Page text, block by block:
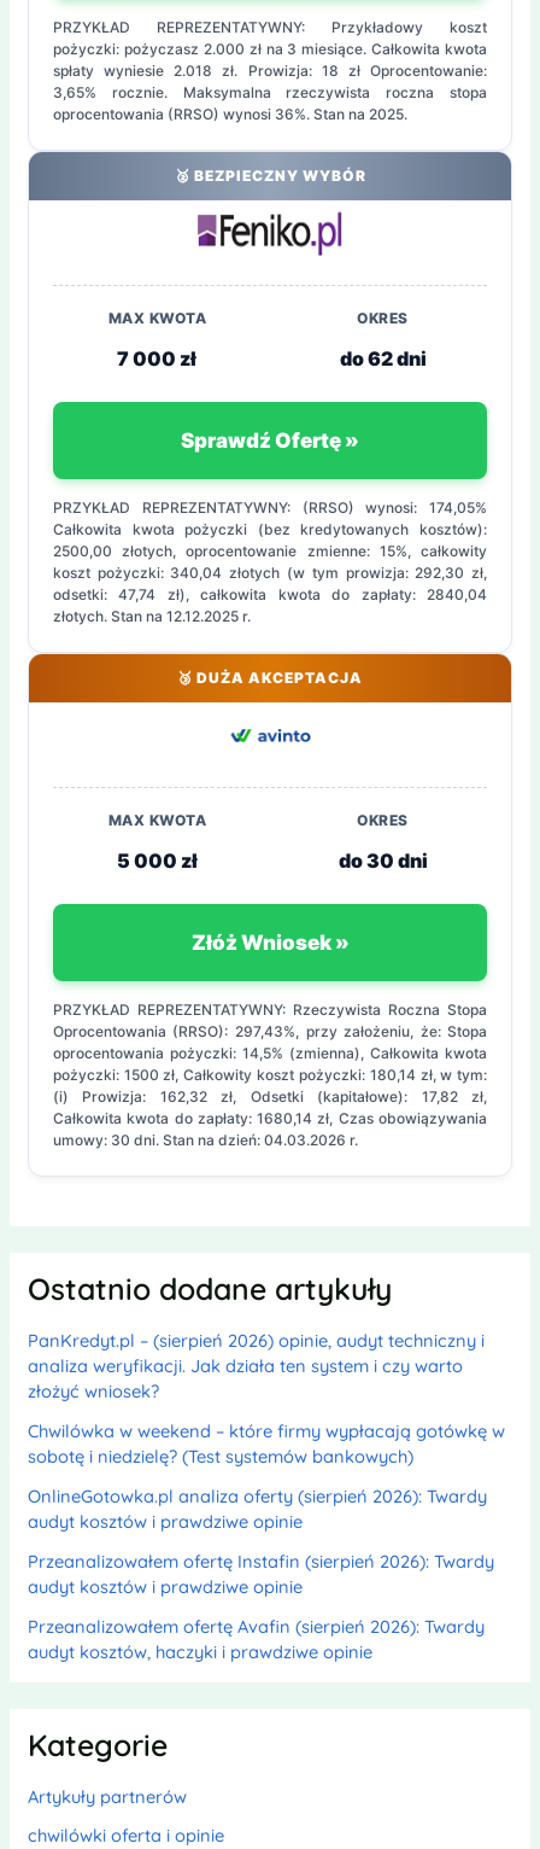
PRZYKŁAD REPREZENTATYWNY: Przykładowy koszt
pożyczki: pożyczasz 2.000 zł na 3 miesiące. Całkowita kwota
spłaty wyniesie 2.018 zł. Prowizja: 18 zł Oprocentowanie:
3,65% rocznie. Maksymalna rzeczywista roczna stopa
oprocentowania (RRSO) wynosi 36%. Stan na 2025.
🥈 BEZPIECZNY WYBÓR
MAX KWOTA
7 000 zł
OKRES
do 62 dni
Sprawdź Ofertę »
PRZYKŁAD REPREZENTATYWNY: (RRSO) wynosi: 174,05%
Całkowita kwota pożyczki (bez kredytowanych kosztów):
2500,00 złotych, oprocentowanie zmienne: 15%, całkowity
koszt pożyczki: 340,04 złotych (w tym prowizja: 292,30 zł,
odsetki: 47,74 zł), całkowita kwota do zapłaty: 2840,04
złotych. Stan na 12.12.2025 r.
🥉 DUŻA AKCEPTACJA
MAX KWOTA
5 000 zł
OKRES
do 30 dni
Złóż Wniosek »
PRZYKŁAD REPREZENTATYWNY: Rzeczywista Roczna Stopa
Oprocentowania (RRSO): 297,43%, przy założeniu, że: Stopa
oprocentowania pożyczki: 14,5% (zmienna), Całkowita kwota
pożyczki: 1500 zł, Całkowity koszt pożyczki: 180,14 zł, w tym:
(i) Prowizja: 162,32 zł, Odsetki (kapitałowe): 17,82 zł,
Całkowita kwota do zapłaty: 1680,14 zł, Czas obowiązywania
umowy: 30 dni. Stan na dzień: 04.03.2026 r.
Ostatnio dodane artykuły
PanKredyt.pl – (sierpień 2026) opinie, audyt techniczny i
analiza weryfikacji. Jak działa ten system i czy warto
złożyć wniosek?
Chwilówka w weekend – które firmy wypłacają gotówkę w
sobotę i niedzielę? (Test systemów bankowych)
OnlineGotowka.pl analiza oferty (sierpień 2026): Twardy
audyt kosztów i prawdziwe opinie
Przeanalizowałem ofertę Instafin (sierpień 2026): Twardy
audyt kosztów i prawdziwe opinie
Przeanalizowałem ofertę Avafin (sierpień 2026): Twardy
audyt kosztów, haczyki i prawdziwe opinie
Kategorie
Artykuły partnerów
chwilówki oferta i opinie